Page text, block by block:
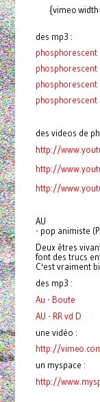
{vimeo
des mp3 :
phosphorescent
phosphorescent
phosphorescent
phosphorescent
des videos de
http://
http://
http://
AU
- pop animiste
Deux êtres
font des trucs
C'est vraiment
des mp3 :
Au - Boute
AU - RR vd D
une vidéo :
http://
un myspace :
http://